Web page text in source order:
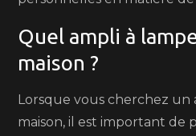
Quel ampli à
maison ?
Lorsque vous cherchez un
maison, il est important de